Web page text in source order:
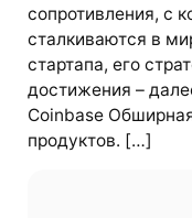
сопротивления, с
сталкиваются в
стартапа, его
достижения –
Coinbase
продуктов. […]